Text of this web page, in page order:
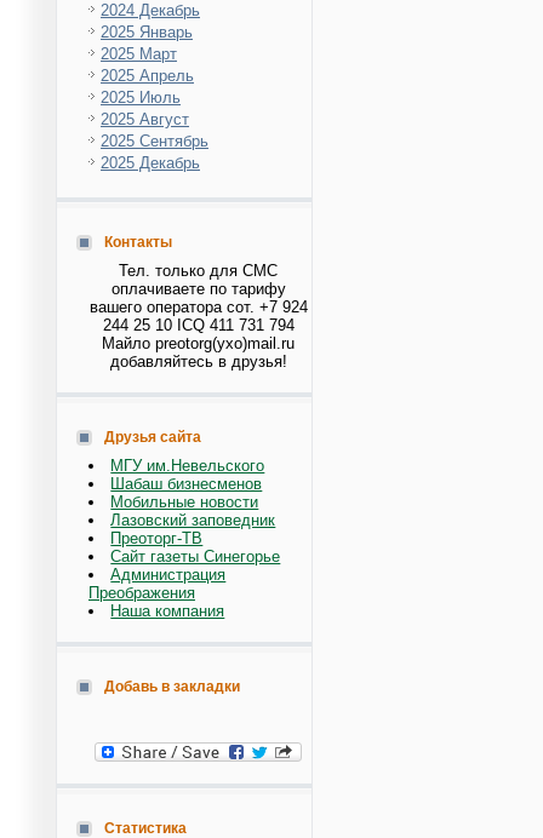
2024 Декабрь
2025 Январь
2025 Март
2025 Апрель
2025 Июль
2025 Август
2025 Сентябрь
2025 Декабрь
Контакты
Тел. только для СМС
оплачиваете по тарифу
вашего оператора сот. +7 924
244 25 10 ICQ 411 731 794
Майло preotorg(ухо)mail.ru
добавляйтесь в друзья!
Друзья сайта
МГУ им.Невельского
Шабаш бизнесменов
Мобильные новости
Лазовский заповедник
Преоторг-ТВ
Сайт газеты Синегорье
Администрация
Преображения
Наша компания
Добавь в закладки
Статистика